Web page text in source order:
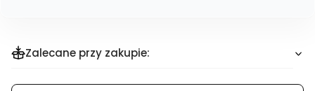
Zalecane przy zakupie: